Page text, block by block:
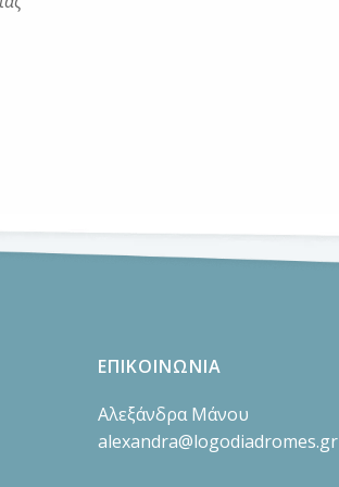
ΕΠΙΚΟΙΝΩΝΙΑ
Αλεξάνδρα Μάνου
alexandra@logodiadromes.gr